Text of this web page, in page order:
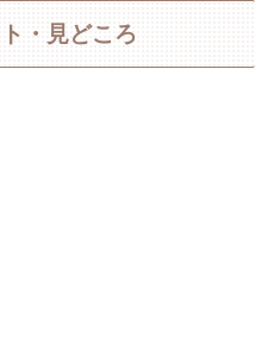
・見どころ